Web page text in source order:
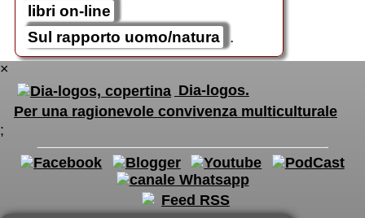
libri on-line
Sul rapporto uomo/natura .
×
Dia-logos.
Per una ragionevole convivenza multiculturale
;